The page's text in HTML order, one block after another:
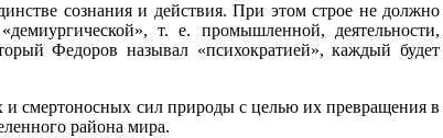
сознания и действия. При этом строе не должно
т. е. промышленной, деятельности,
Федоров называл «психократией», каждый будет
и смертоносных сил природы с целью их превращения в
района мира.